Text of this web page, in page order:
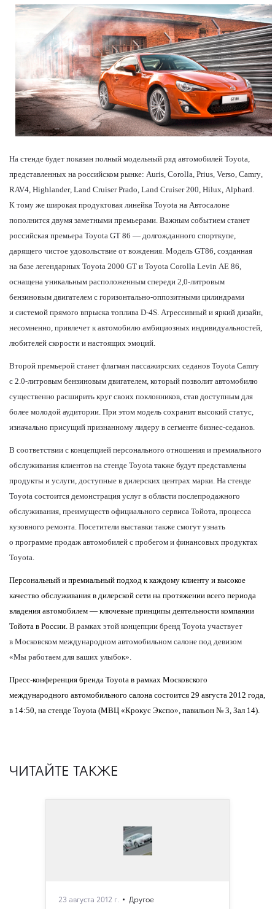
На стенде будет показан полный модельный ряд автомобилей Toyota,
представленных на российском рынке: Auris, Corolla, Prius, Verso, Camry,
RAV4, Highlander, Land Cruiser Prado, Land Cruiser200, Hilux, Alphard.
К тому же широкая продуктовая линейка Toyota на Автосалоне
пополнится двумя заметными премьерами. Важным событием станет
российская премьера Toyota GT 86 — долгожданного спорткупе,
дарящего чистое удовольствие от вождения. Модель GT86, созданная
на базе легендарных Toyota 2000 GT и Toyota Corolla Levin AE 86,
оснащена уникальным расположенным спереди 2,0-литровым
бензиновым двигателем с горизонтально-оппозитными цилиндрами
и системой прямого впрыска топлива D-4S. Агрессивный и яркий дизайн,
несомненно, привлечет к автомобилю амбициозных индивидуальностей,
любителей скорости и настоящих эмоций.
Второй премьерой станет флагман пассажирских седанов Toyota Camry
с 2.0-литровым бензиновым двигателем, который позволит автомобилю
существенно расширить круг своих поклонников, став доступным для
более молодой аудитории. При этом модель сохранит высокий статус,
изначально присущий признанному лидеру в сегменте бизнес-седанов.
В соответствии с концепцией персонального отношения и премиального
обслуживания клиентов на стенде Toyota также будут представлены
продукты и услуги, доступные в дилерских центрах марки. На стенде
Toyota состоится демонстрация услуг в области послепродажного
обслуживания, преимуществ официального сервиса Тойота, процесса
кузовного ремонта. Посетители выставки также смогут узнать
о программе продаж автомобилей с пробегом и финансовых продуктах
Toyota.
Персональный и премиальный подход к каждому клиенту и высокое
качество обслуживания в дилерской сети на протяжении всего периода
владения автомобилем — ключевые принципы деятельности компании
Тойота в России. В рамках этой концепции бренд Toyota участвует
в Московском международном автомобильном салоне под девизом
«Мы работаем для ваших улыбок».
Пресс-конференция бренда Toyota в рамках Московского
международного автомобильного салона состоится 29 августа 2012 года,
в 14:50, на стенде Toyota (МВЦ «Крокус Экспо», павильон № 3, Зал 14).
ЧИТАЙТЕ ТАКЖЕ
23 августа 2012 г. Другое